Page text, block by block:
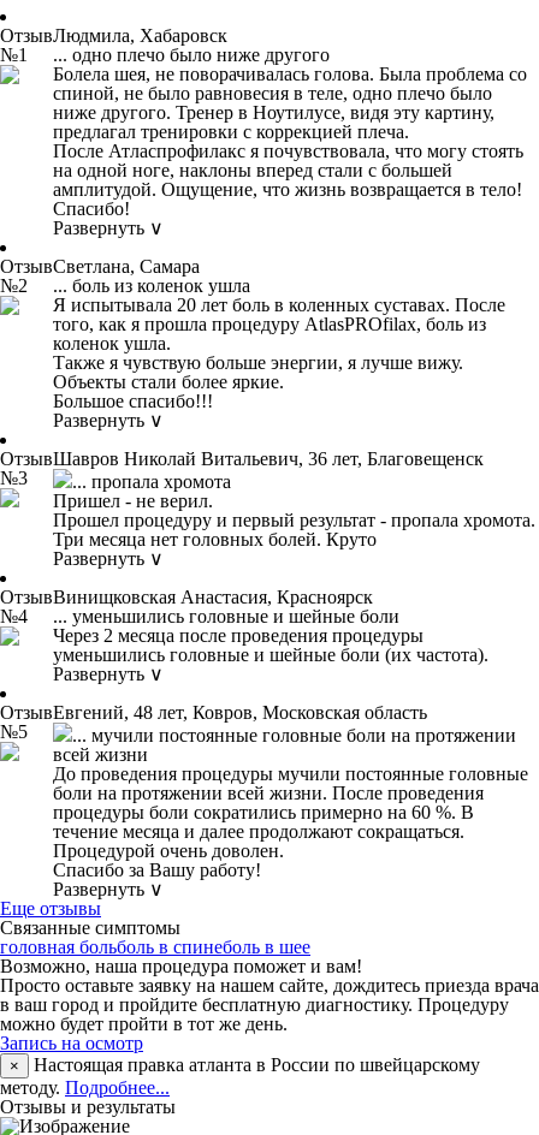
Отзыв
№1
Людмила, Хабаровск
... одно плечо было ниже другого
Болела шея, не поворачивалась голова. Была проблема со
спиной, не было равновесия в теле, одно плечо было
ниже другого. Тренер в Ноутилусе, видя эту картину,
предлагал тренировки с коррекцией плеча.
После Атласпрофилакс я почувствовала, что могу стоять
на одной ноге, наклоны вперед стали с большей
амплитудой. Ощущение, что жизнь возвращается в тело!
Спасибо!
Развернуть ∨
Отзыв
№2
Светлана, Самара
... боль из коленок ушла
Я испытывала 20 лет боль в коленных суставах. После
того, как я прошла процедуру AtlasPROfilax, боль из
коленок ушла.
Также я чувствую больше энергии, я лучше вижу.
Объекты стали более яркие.
Большое спасибо!!!
Развернуть ∨
Отзыв
№3
Шавров Николай Витальевич, 36 лет, Благовещенск
... пропала хромота
Пришел - не верил.
Прошел процедуру и первый результат - пропала хромота.
Три месяца нет головных болей. Круто
Развернуть ∨
Отзыв
№4
Винищковская Анастасия, Красноярск
... уменьшились головные и шейные боли
Через 2 месяца после проведения процедуры
уменьшились головные и шейные боли (их частота).
Развернуть ∨
Отзыв
№5
Евгений, 48 лет, Ковров, Московская область
... мучили постоянные головные боли на протяжении
всей жизни
До проведения процедуры мучили постоянные головные
боли на протяжении всей жизни. После проведения
процедуры боли сократились примерно на 60 %. В
течение месяца и далее продолжают сокращаться.
Процедурой очень доволен.
Спасибо за Вашу работу!
Развернуть ∨
Еще отзывы
Связанные симптомы
головная больболь в спинеболь в шее
Возможно, наша процедура поможет и вам!
Просто оставьте заявку на нашем сайте, дождитесь приезда врача
в ваш город и пройдите бесплатную диагностику. Процедуру
можно будет пройти в тот же день.
Запись на осмотр
×
Настоящая правка атланта в России по швейцарскому
методу. Подробнее...
Отзывы и результаты